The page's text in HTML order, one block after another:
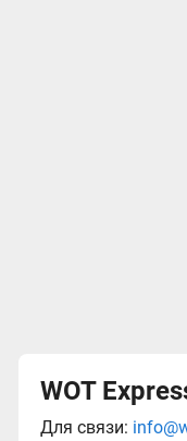
WOT
Для связи: